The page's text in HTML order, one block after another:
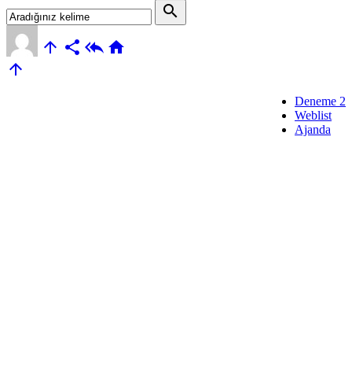
search
   

Deneme 2
Weblist
Ajanda